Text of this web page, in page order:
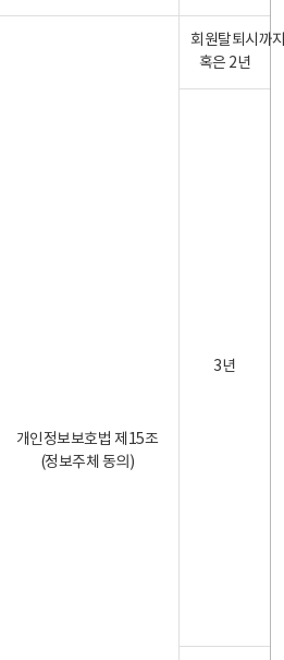
개인정보보호법 제15조
(정보주체 동의)
회원탈퇴시까
혹은 2년
3년